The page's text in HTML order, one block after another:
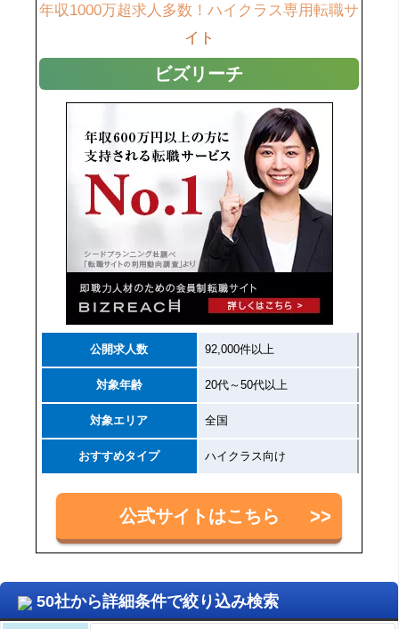
年収1000万超求人多数！ハイクラス専用転職サ
イト
ビズリーチ
公開求人数 92,000件以上
対象年齢 20代～50代以上
対象エリア 全国
おすすめタイプ ハイクラス向け
公式サイトはこちら
50社から詳細条件で絞り込み検索